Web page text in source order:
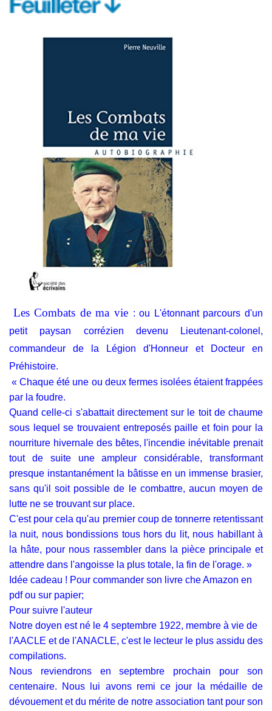
Les Combats de ma vie : ou L'étonnant parcours d'un
petit paysan corrézien devenu Lieutenant-colonel,
commandeur de la Légion d'Honneur et Docteur en
Préhistoire.
« Chaque été une ou deux fermes isolées étaient frappées
par la foudre.
Quand celle-ci s'abattait directement sur le toit de chaume
sous lequel se trouvaient entreposés paille et foin pour la
nourriture hivernale des bêtes, l'incendie inévitable prenait
tout de suite une ampleur considérable, transformant
presque instantanément la bâtisse en un immense brasier,
sans qu'il soit possible de le combattre, aucun moyen de
lutte ne se trouvant sur place.
C'est pour cela qu'au premier coup de tonnerre retentissant
la nuit, nous bondissions tous hors du lit, nous habillant à
la hâte, pour nous rassembler dans la pièce principale et
attendre dans l'angoisse la plus totale, la fin de l'orage. »
Idée cadeau ! Pour commander son livre che Amazon en
pdf ou sur papier;
Pour suivre l'auteur
Notre doyen est né le 4 septembre 1922, membre à vie de
l'AACLE et de l'ANACLE, c'est le lecteur le plus assidu des
compilations.
Nous reviendrons en septembre prochain pour son
centenaire. Nous lui avons remi ce jour la médaille de
dévouement et du mérite de notre association tant pour son